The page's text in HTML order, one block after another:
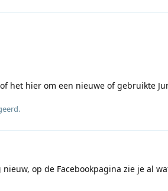
het hier om een nieuwe of gebruikte
.
op de Facebookpagina zie je al